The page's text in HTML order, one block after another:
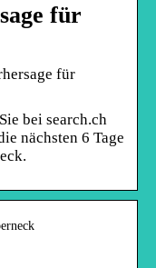
für
für
bei search.ch
nächsten 6 Tage